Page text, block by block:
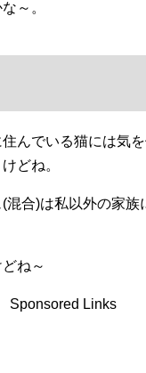
～。
んでいる猫には気
どね。
合)は私以外の家
ね～
Sponsored Links